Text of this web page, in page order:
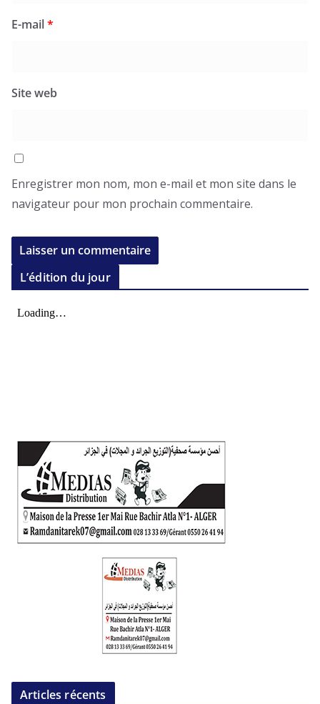
E-mail*
Site web
Enregistrer mon nom, mon e-mail et mon site dans le
navigateur pour mon prochain commentaire.
L’édition du jour
Articles récents